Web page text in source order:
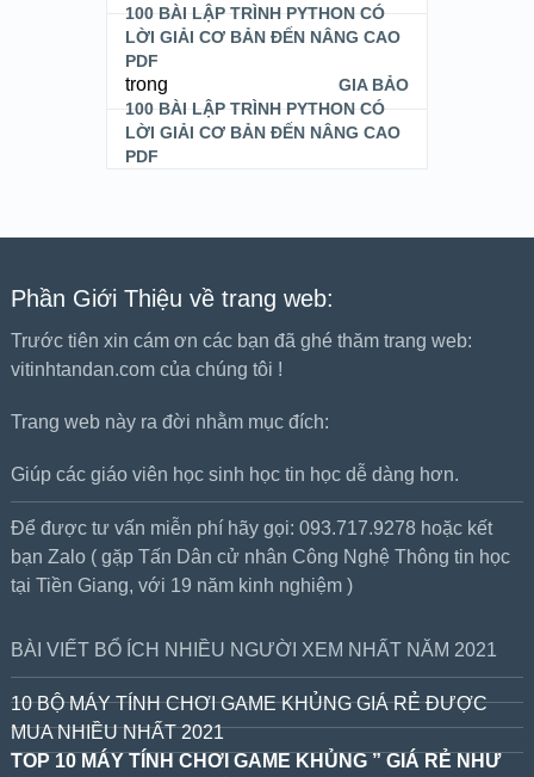
100 BÀI LẬP TRÌNH PYTHON CÓ
LỜI GIẢI CƠ BẢN ĐẾN NÂNG CAO
PDF
GIA BẢO
trong
100 BÀI LẬP TRÌNH PYTHON CÓ
LỜI GIẢI CƠ BẢN ĐẾN NÂNG CAO
PDF
Phần Giới Thiệu về trang web:
Trước tiên xin cám ơn các bạn đã ghé thăm trang web:
vitinhtandan.com của chúng tôi !
Trang web này ra đời nhằm mục đích:
Giúp các giáo viên học sinh học tin học dễ dàng hơn.
Để được tư vấn miễn phí hãy gọi: 093.717.9278 hoặc kết
bạn Zalo ( gặp Tấn Dân cử nhân Công Nghệ Thông tin học
tại Tiền Giang, với 19 năm kinh nghiệm )
BÀI VIẾT BỔ ÍCH NHIỀU NGƯỜI XEM NHẤT NĂM 2021
10 BỘ MÁY TÍNH CHƠI GAME KHỦNG GIÁ RẺ ĐƯỢC
MUA NHIỀU NHẤT 2021
TOP 10 MÁY TÍNH CHƠI GAME KHỦNG ” GIÁ RẺ NHƯ